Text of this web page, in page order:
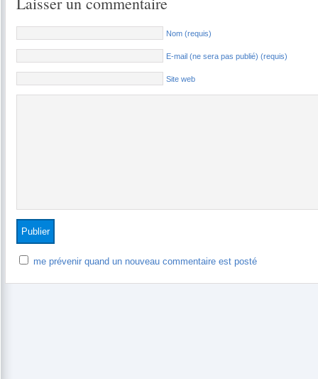
Nom (requis)
E-mail (ne sera pas publié) (requis)
Site web
me prévenir quand un nouveau commentaire est posté